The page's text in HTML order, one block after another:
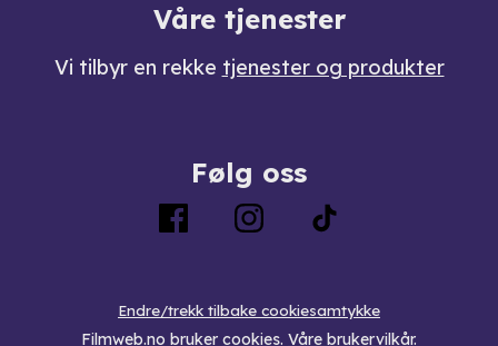
Våre tjenester
Vi tilbyr en rekke tjenester og produkter
Følg oss
Endre/trekk tilbake cookiesamtykke
Filmweb.no bruker cookies. Våre brukervilkår.